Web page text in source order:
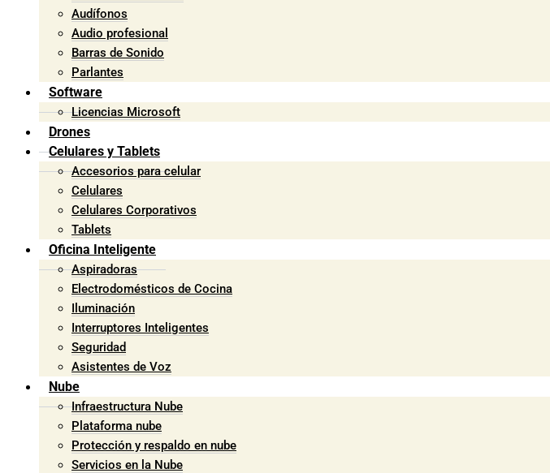
Audífonos
Audio profesional
Barras de Sonido
Parlantes
Software
Licencias Microsoft
Drones
Celulares y Tablets
Accesorios para celular
Celulares
Celulares Corporativos
Tablets
Oficina Inteligente
Aspiradoras
Electrodomésticos de Cocina
Iluminación
Interruptores Inteligentes
Seguridad
Asistentes de Voz
Nube
Infraestructura Nube
Plataforma nube
Protección y respaldo en nube
Servicios en la Nube